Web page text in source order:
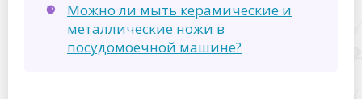
Можно ли мыть керамические и
металлические ножи в
посудомоечной машине?